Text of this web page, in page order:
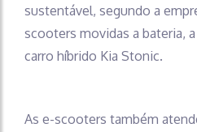
sustentável, segundo a
scooters movidas a bateria,
carro híbrido Kia Stonic.
As e-scooters também